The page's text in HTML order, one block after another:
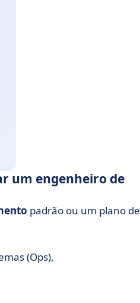
um engenheiro de
padrão ou um plano de
(Ops),